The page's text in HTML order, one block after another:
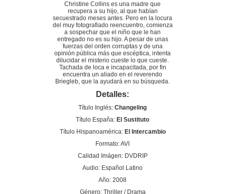
Christine Collins es una madre que
recupera a su hijo, al que habían
secuestrado meses antes. Pero en la locura
del muy fotografiado reencuentro, comienza
a sospechar que el niño que le han
entregado no es su hijo. A pesar de unas
fuerzas del orden corruptas y de una
opinión pública más que escéptica, intenta
dilucidar el misterio cueste lo que cueste.
Tachada de loca e incapacitada, por fin
encuentra un aliado en el reverendo
Briegleb, que la ayudará en su búsqueda.
Detalles:
Título Inglés: Changeling
Título España: El Sustituto
Título Hispanoamérica: El Intercambio
Formato: AVI
Calidad Imágen: DVDRIP
Audio: Español Latino
Año: 2008
Género: Thriller / Drama